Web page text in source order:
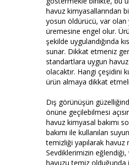
havuz kimyasallarından
yosun öldürücü, var
üremesine engel olur.
şekilde uygulandığında
sunar. Dikkat etmeniz
standartlara uygun
olacaktır. Hangi çeşidini
ürün almaya dikkat
Dış görünüşün
önüne geçilebilmesi
havuz kimyasal bakımı
bakımı ile kullanılan
temizliği yapılarak havuz
Sevdiklerimizin
havuzu temiz olduğunda